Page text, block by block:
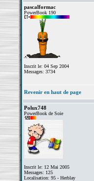
pascalformac
PowerBook 190
Inscrit le: 04 Sep 2004
Messages: 3734
Revenir en haut de page
Polux748
PowerBook de Soie
Inscrit le: 12 Mai 2005
Messages: 125
Localisation: 95 - Herblay